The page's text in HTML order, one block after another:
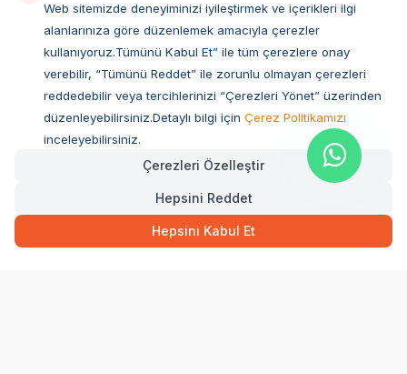
47,50TL Hızlı Teslimat
SEPETE EKLE
Müşteri Hizmetleri
Sıkça Sorulan Sorular
Ovacık Mah. Hacıoğlu Sok. No:13 Başiskele / KOCAELİ
Müşteri Destek Hattı
Web sitemizde deneyiminizi iyileştirmek ve içerikleri ilgi
alanlarınıza göre düzenlemek amacıyla çerezler
kullanıyoruz.Tümünü Kabul Et” ile tüm çerezlere onay
verebilir, “Tümünü Reddet” ile zorunlu olmayan çerezleri
reddedebilir veya tercihlerinizi “Çerezleri Yönet” üzerinden
düzenleyebilirsiniz.Detaylı bilgi için Çerez Politikamızı
inceleyebilirsiniz.
Çerezleri Özelleştir
Hepsini Reddet
Hepsini Kabul Et